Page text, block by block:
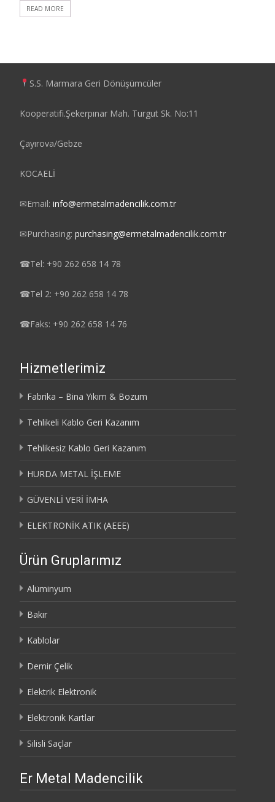
READ MORE
S.S. Marmara Geri Dönüşümcüler
Kooperatifi.Şekerpınar Mah. Turgut Sk. No:11
Çayırova/Gebze
KOCAELİ
✉Email: info@ermetalmadencilik.com.tr
✉Purchasing: purchasing@ermetalmadencilik.com.tr
☎Tel: +90 262 658 14 78
☎Tel 2: +90 262 658 14 78
☎Faks: +90 262 658 14 76
Hizmetlerimiz
Fabrika – Bina Yıkım & Bozum
Tehlikeli Kablo Geri Kazanım
Tehlikesiz Kablo Geri Kazanım
HURDA METAL İŞLEME
GÜVENLİ VERİ İMHA
ELEKTRONİK ATIK (AEEE)
Ürün Gruplarımız
Alüminyum
Bakır
Kablolar
Demir Çelik
Elektrik Elektronik
Elektronik Kartlar
Silisli Saçlar
Er Metal Madencilik